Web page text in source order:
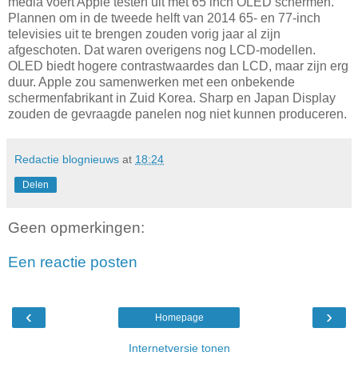
Plannen om in de tweede helft van 2014 65- en 77-inch
televisies uit te brengen zouden vorig jaar al zijn
afgeschoten. Dat waren overigens nog LCD-modellen.
OLED biedt hogere contrastwaardes dan LCD, maar zijn erg
duur. Apple zou samenwerken met een onbekende
schermenfabrikant in Zuid Korea. Sharp en Japan Display
zouden de gevraagde panelen nog niet kunnen produceren.
Redactie blognieuws at 18:24
Delen
Geen opmerkingen:
Een reactie posten
‹ ›
Homepage
Internetversie tonen